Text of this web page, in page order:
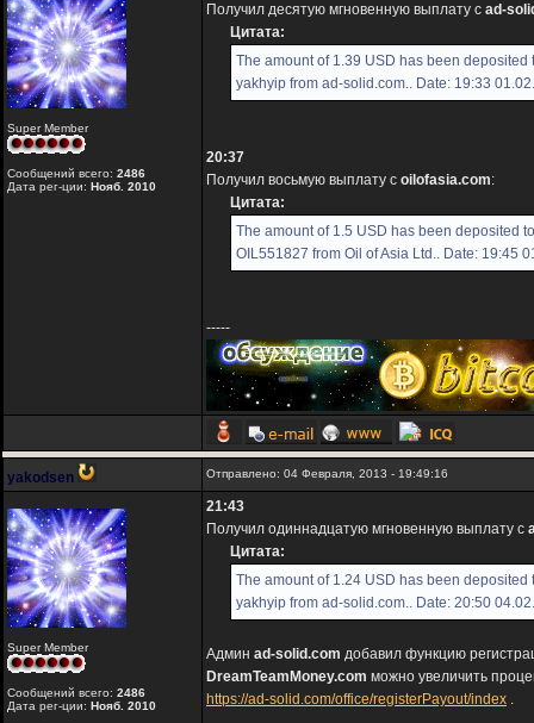
Super Member
Сообщений всего: 2486
Дата рег-ции: Нояб. 2010
Получил десятую мгновенную выплату с ad-
Цитата:
The amount of 1.39 USD has been
yakhyip from ad-solid.com.. Date: 19:33
20:37
Получил восьмую выплату с oilofasia.com:
Цитата:
The amount of 1.5 USD has been deposited
OIL551827 from Oil of Asia Ltd.. Date: 19:45
-----
yakodsen Отправлено: 04 Февраля, 2013 - 19:49:16
Super Member
Сообщений всего: 2486
Дата рег-ции: Нояб. 2010
21:43
Получил одиннадцатую мгновенную выплату с
Цитата:
The amount of 1.24 USD has been
yakhyip from ad-solid.com.. Date: 20:50
Админ ad-solid.com добавил функцию
DreamTeamMoney.com можно увеличить
https://ad-solid.com/office/registerPayout/index .